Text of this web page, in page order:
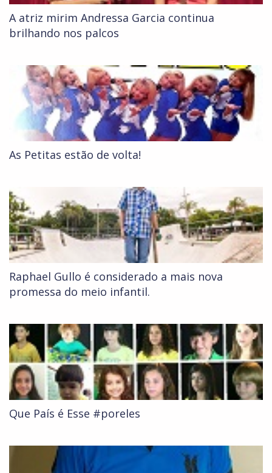
A atriz mirim Andressa Garcia continua
brilhando nos palcos
As Petitas estão de volta!
Raphael Gullo é considerado a mais nova
promessa do meio infantil.
Que País é Esse #poreles